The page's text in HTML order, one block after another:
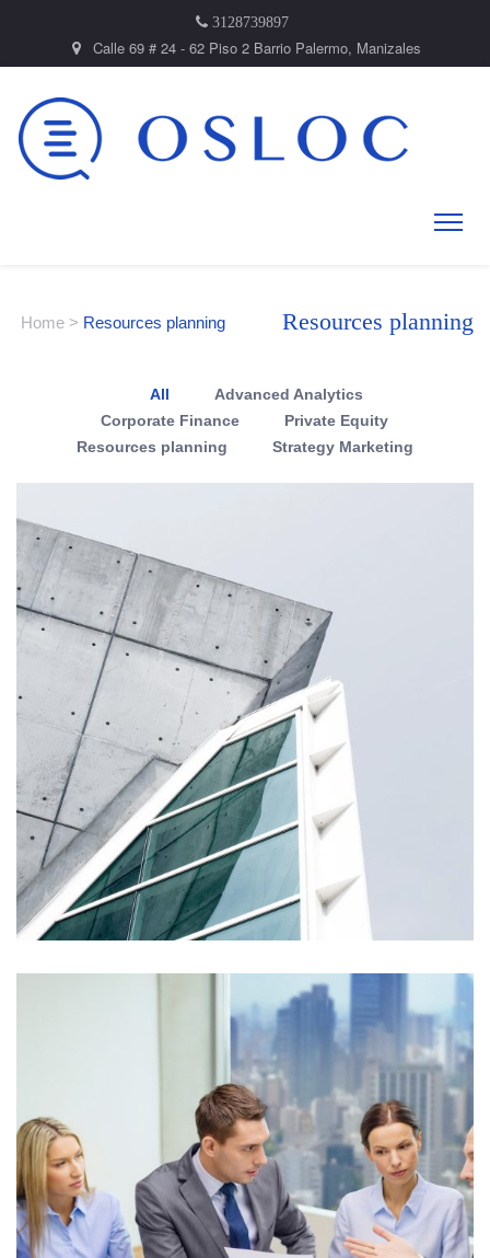
3128739897
Calle 69 # 24 - 62 Piso 2 Barrio Palermo, Manizales
Home > Resources planning Resources planning
All
Advanced Analytics
Corporate Finance
Private Equity
Resources planning
Strategy Marketing